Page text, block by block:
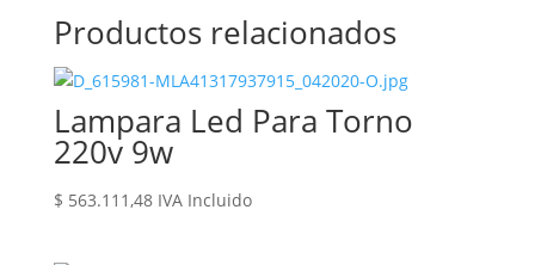
Productos relacionados
Lampara Led Para Torno
220v 9w
$ 563.111,48 IVA Incluido